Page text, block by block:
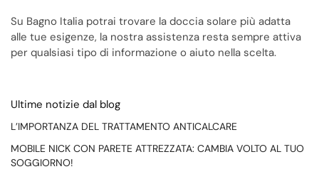
Su Bagno Italia potrai trovare la doccia solare più adatta
alle tue esigenze, la nostra assistenza resta sempre attiva
per qualsiasi tipo di informazione o aiuto nella scelta.
Ultime notizie dal blog
L’IMPORTANZA DEL TRATTAMENTO ANTICALCARE
MOBILE NICK CON PARETE ATTREZZATA: CAMBIA VOLTO AL TUO
SOGGIORNO!